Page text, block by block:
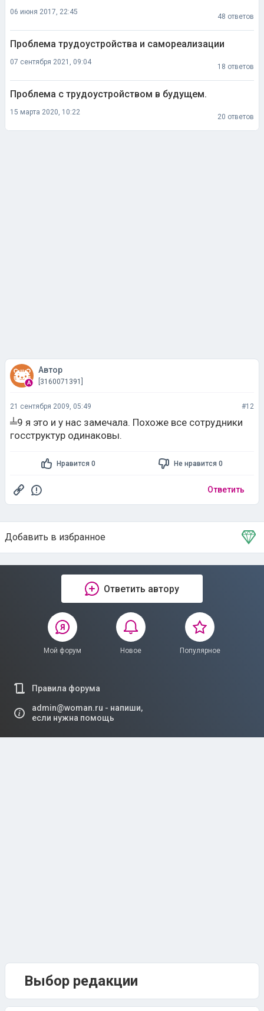
06 июня 2017, 22:45
48 ответов
Проблема трудоустройства и самореализации
07 сентября 2021, 09:04
18 ответов
Проблема с трудоустройством в будущем.
15 марта 2020, 10:22
20 ответов
Автор
[3160071391]
21 сентября 2009, 05:49 #12
╧9 я это и у нас замечала. Похоже все сотрудники
госструктур одинаковы.
Нравится 0 Не нравится 0
Ответить
Добавить в избранное
Тема в избранном
Ответить автору
Мой форум Новое Популярное
Правила форума
admin@woman.ru - напиши,
если нужна помощь
Выбор редакции